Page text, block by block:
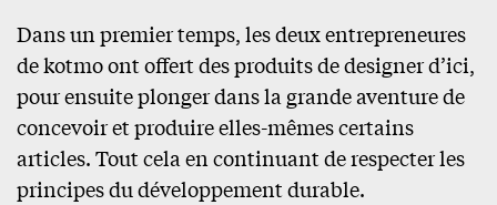
Dans un premier temps, les deux entrepreneures
de kotmo ont offert des produits de designer d’ici,
pour ensuite plonger dans la grande aventure de
concevoir et produire elles-mêmes certains
articles. Tout cela en continuant de respecter les
principes du développement durable.